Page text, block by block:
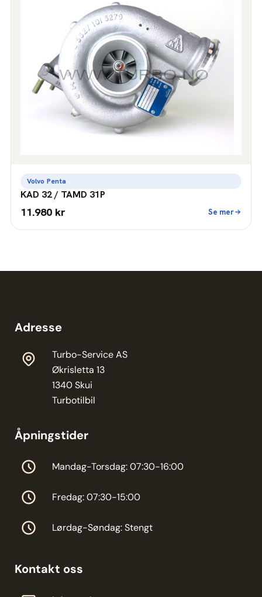
Volvo Penta
KAD 32 / TAMD 31P
11.980 kr Se mer
Adresse
Turbo-Service AS
Økrisletta 13
1340 Skui
Turbotilbil
Åpningstider
Mandag-Torsdag: 07:30-16:00
Fredag: 07:30-15:00
Lørdag-Søndag: Stengt
Kontakt oss